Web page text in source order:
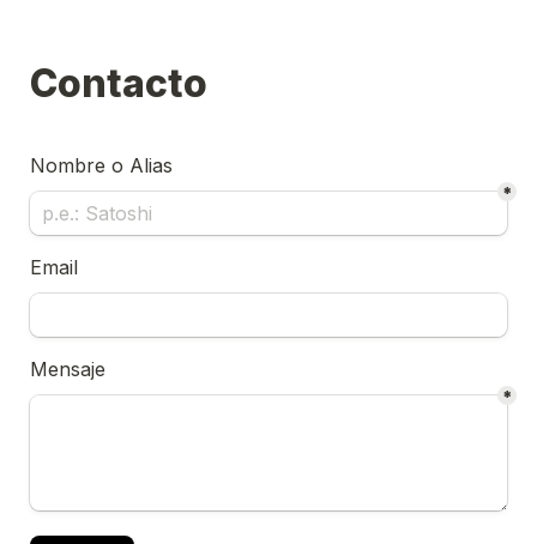
Contacto
Nombre o Alias
*
Email
Mensaje
*